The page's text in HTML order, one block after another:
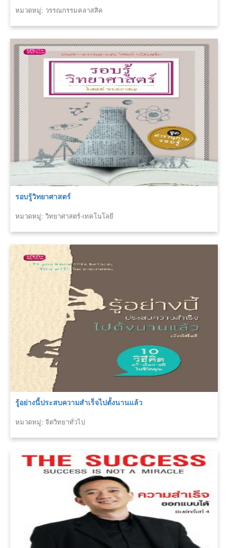
หมวดหมู่: วรรณกรรมคลาสสิค
รอบรู้วิทยาศาสตร์
หมวดหมู่: วิทยาศาสตร์-เทคโนโลยี
รู้อย่างนี้ประสบความสำเร็จไปตั้งนานแล้ว
หมวดหมู่: จิตวิทยาทั่วไป